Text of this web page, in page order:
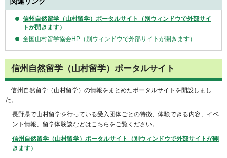
信州自然留学（山村留学）ポータルサイト（別ウィンドウで外部サイ
トが開きます）
全国山村留学協会HP（別ウィンドウで外部サイトが開きます）
信州自然留学（山村留学）ポータルサイト
信州自然留学（山村留学）の情報をまとめたポータルサイトを開設しまし
た。
長野県で山村留学を行っている受入団体ごとの特徴、体験できる内容、イベ
ント情報、留学体験談などはこちらをご覧ください。
信州自然留学（山村留学）ポータルサイト（別ウィンドウで外部サイトが開
きます）